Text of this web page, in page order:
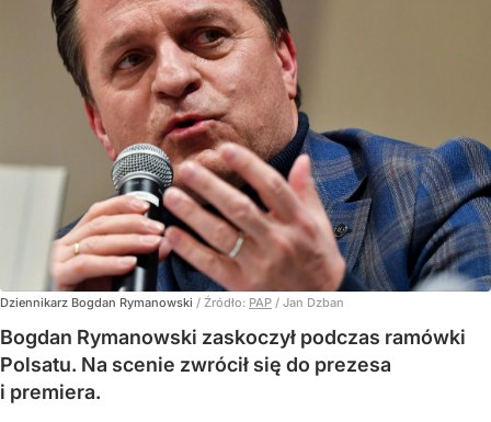
Dziennikarz Bogdan Rymanowski / Źródło: PAP / Jan Dzban
Bogdan Rymanowski zaskoczył podczas ramówki
Polsatu. Na scenie zwrócił się do prezesa
i premiera.